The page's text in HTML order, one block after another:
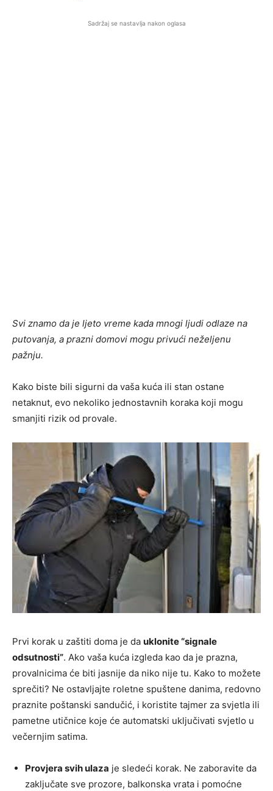
Sadržaj se nastavlja nakon oglasa
Svi znamo da je ljeto vreme kada mnogi ljudi odlaze na
putovanja, a prazni domovi mogu privući neželjenu
pažnju.
Kako biste bili sigurni da vaša kuća ili stan ostane
netaknut, evo nekoliko jednostavnih koraka koji mogu
smanjiti rizik od provale.
Prvi korak u zaštiti doma je da uklonite “signale
odsutnosti”. Ako vaša kuća izgleda kao da je prazna,
provalnicima će biti jasnije da niko nije tu. Kako to možete
sprečiti? Ne ostavljajte roletne spuštene danima, redovno
praznite poštanski sandučić, i koristite tajmer za svjetla ili
pametne utičnice koje će automatski uključivati svjetlo u
večernjim satima.
Provjera svih ulaza je sledeći korak. Ne zaboravite da
zaključate sve prozore, balkonska vrata i pomoćne